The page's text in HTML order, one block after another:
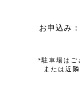
お申込み
*駐車場はご
または近